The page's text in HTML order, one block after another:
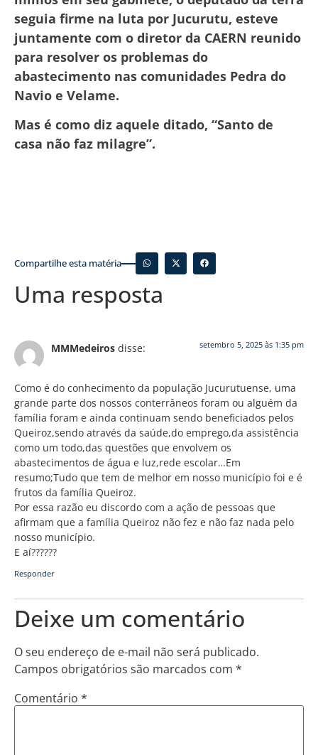
seguia firme na luta por Jucurutu, esteve
juntamente com o diretor da CAERN reunido
para resolver os problemas do
abastecimento nas comunidades Pedra do
Navio e Velame.
Mas é como diz aquele ditado, “Santo de
casa não faz milagre”.
Compartilhe esta matéria
Uma resposta
MMMedeiros disse: setembro 5, 2025 às 1:35 pm
Como é do conhecimento da população Jucurutuense, uma
grande parte dos nossos conterrâneos foram ou alguém da
família foram e ainda continuam sendo beneficiados pelos
Queiroz,sendo através da saúde,do emprego,da assistência
como um todo,das questões que envolvem os
abastecimentos de água e luz,rede escolar…Em
resumo;Tudo que tem de melhor em nosso município foi e é
frutos da família Queiroz.
Por essa razão eu discordo com a ação de pessoas que
afirmam que a família Queiroz não fez e não faz nada pelo
nosso município.
E aí??????
Responder
Deixe um comentário
O seu endereço de e-mail não será publicado.
Campos obrigatórios são marcados com *
Comentário *